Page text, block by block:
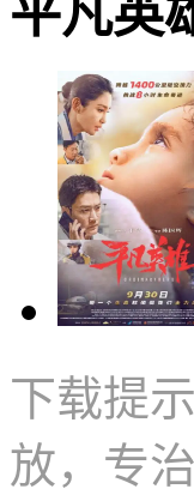
平凡英
下载提
放，专